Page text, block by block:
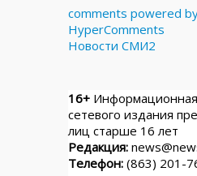
comments powered
HyperComments
Новости СМИ2
16+
сетевого издания
лиц старше 16 лет
Редакция:
Телефон: (863) 201-